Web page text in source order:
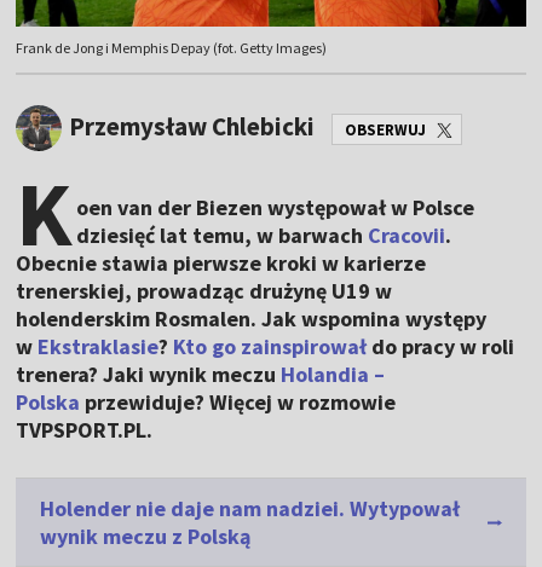
Frank de Jong i Memphis Depay (fot. Getty Images)
Przemysław Chlebicki OBSERWUJ
Koen van der Biezen występował w Polsce
dziesięć lat temu, w barwach Cracovii.
Obecnie stawia pierwsze kroki w karierze
trenerskiej, prowadząc drużynę U19 w
holenderskim Rosmalen. Jak wspomina występy
w Ekstraklasie? Kto go zainspirowałdo pracy w roli
trenera? Jaki wynik meczu Holandia –
Polska przewiduje? Więcej w rozmowie
TVPSPORT.PL.
Holender nie daje nam nadziei. Wytypował
wynik meczu z Polską